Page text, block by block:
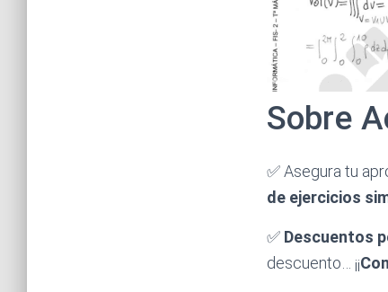
Sobre
✅ Asegura tu
de ejercicios
✅ Descuentos
descuento… ¡¡